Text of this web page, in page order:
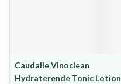
Caudalie Vinoclean
Hydraterende Tonic Lotion